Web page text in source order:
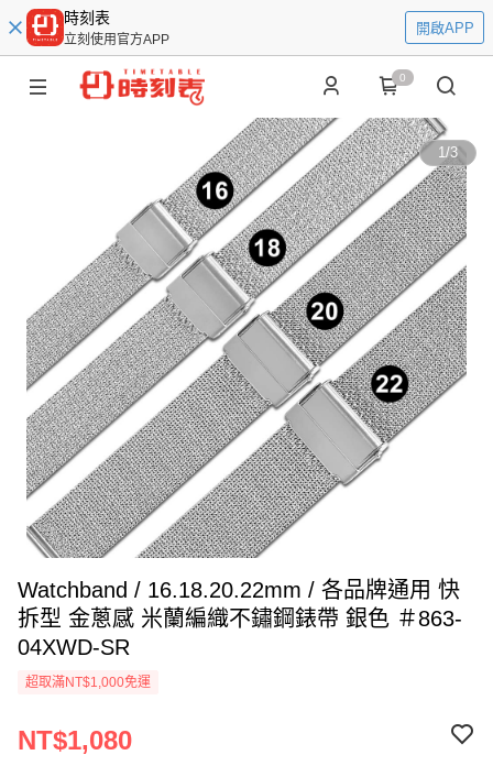
時刻表
立刻使用官方APP
開啟APP
0
1/3
Watchband / 16.18.20.22mm / 各品牌通用 快
拆型 金蔥感 米蘭編織不鏽鋼錶帶 銀色 ＃863-
04XWD-SR
超取滿NT$1,000免運
NT$1,080